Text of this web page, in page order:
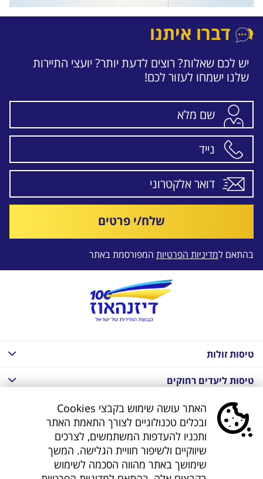
דברו איתנו
יש לכם שאלות? רוצים לדעת יותר? יועצי התיירות
שלנו ישמחו לעזור לכם!
שלח/י פרטים
בהתאם למדיניות הפרטיות המפורסמת באתר
טיסות זולות
טיסות ליעדים רחוקים
חבילות נופש בחו"ל
חבילות נופש בחו"ל
חבילות טוס וסע
האתר עושה שימוש בקבצי Cookies
ובכלים טכנולוגיים לצורך התאמת האתר
ותכניו להעדפות המשתמשים, לצרכים
שיווקיים ולשיפור חוויית הגלישה. המשך
שימושך באתר מהווה הסכמה לשימוש